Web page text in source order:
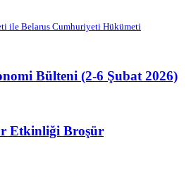
ile Belarus Cumhuriyeti Hükümeti
Bülteni (2-6 Şubat 2026)
Etkinliği Broşür